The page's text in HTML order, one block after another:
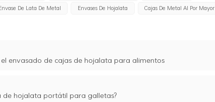
De Lata De Metal Envases De Hojalata
Cajas De Metal Al Por Mayor
envasado de cajas de hojalata para alimentos
de hojalata portátil para galletas?